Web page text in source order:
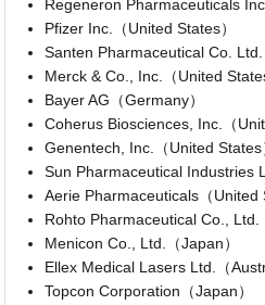
Regeneron Pharmaceuticals
Pfizer Inc.（United States）
Santen Pharmaceutical Co. Ltd.
Merck & Co., Inc.（United
Bayer AG（Germany）
Coherus Biosciences, Inc.（
Genentech, Inc.（United States
Sun Pharmaceutical Industries
Aerie Pharmaceuticals（United
Rohto Pharmaceutical Co., Ltd.
Menicon Co., Ltd.（Japan）
Ellex Medical Lasers Ltd.（
Topcon Corporation（Japan）